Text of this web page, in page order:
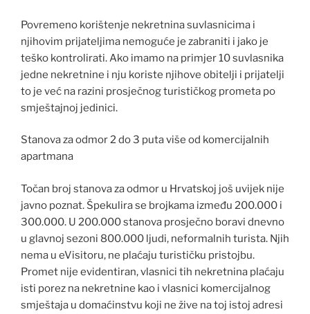
Povremeno korištenje nekretnina suvlasnicima i
njihovim prijateljima nemoguće je zabraniti i jako je
teško kontrolirati. Ako imamo na primjer 10 suvlasnika
jedne nekretnine i nju koriste njihove obitelji i prijatelji
to je već na razini prosječnog turističkog prometa po
smještajnoj jedinici.
Stanova za odmor 2 do 3 puta više od komercijalnih
apartmana
Točan broj stanova za odmor u Hrvatskoj još uvijek nije
javno poznat. Špekulira se brojkama između 200.000 i
300.000. U 200.000 stanova prosječno boravi dnevno
u glavnoj sezoni 800.000 ljudi, neformalnih turista. Njih
nema u eVisitoru, ne plaćaju turističku pristojbu.
Promet nije evidentiran, vlasnici tih nekretnina plaćaju
isti porez na nekretnine kao i vlasnici komercijalnog
smještaja u domaćinstvu koji ne žive na toj istoj adresi